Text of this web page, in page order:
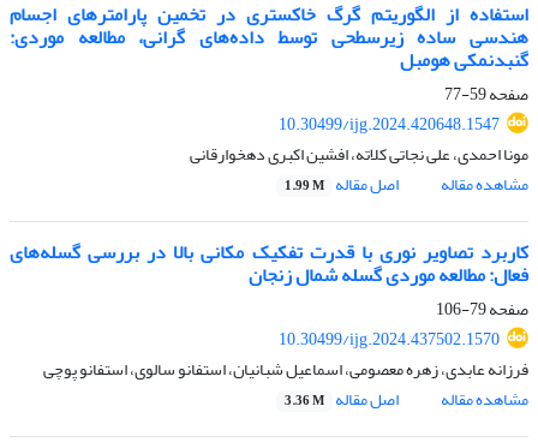
استفاده از الگوریتم گرگ خاکستری در تخمین پارامترهای اجسام
هندسی ساده زیر‌سطحی توسط داده‌های گرانی، مطالعه موردی:
گنبدنمکی هومبل
صفحه59-77
10.30499/ijg.2024.420648.1547
مونا احمدی، علی نجاتی کلاته، افشین اکبری دهخوارقانی
مشاهده مقاله
اصل مقاله 1.99 M
کاربرد تصاویر نوری با قدرت تفکیک مکانی بالا در بررسی گسله‌های
فعال: مطالعه موردی گسله شمال زنجان
صفحه79-106
10.30499/ijg.2024.437502.1570
فرزانه عابدی، زهره معصومی، اسماعیل شبانیان، استفانو سالوی، استفانو پوچی
مشاهده مقاله
اصل مقاله 3.36 M